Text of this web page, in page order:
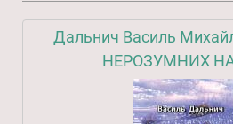
Дальнич Василь
НЕРОЗУМНИХ